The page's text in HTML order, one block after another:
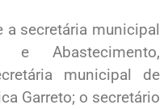
a secretária municipal
e Abastecimento,
municipal de
Garreto; o secretário